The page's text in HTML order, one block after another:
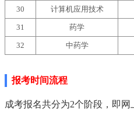
30 计算机应用技术
31 药学
32 中药学
报考时间流程
成考报名共分为2个阶段，即